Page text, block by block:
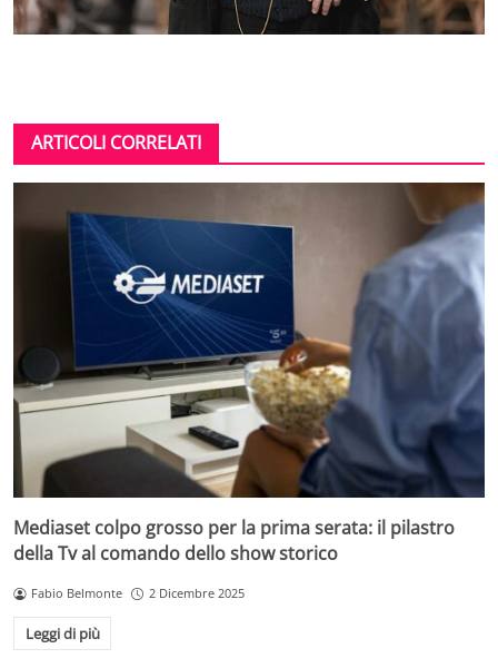
ARTICOLI CORRELATI
Mediaset colpo grosso per la prima serata: il pilastro
della Tv al comando dello show storico
Fabio Belmonte 2 Dicembre 2025
Leggi di più